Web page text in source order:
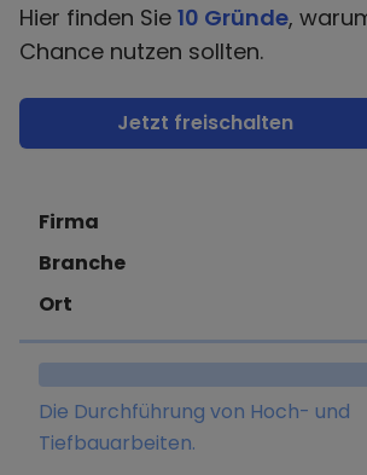
Hier finden Sie 10 Gründe,
Chance nutzen sollten.
Jetzt freischalten
Firma
Branche
Ort
Die Durchführung von Hoch- und
Tiefbauarbeiten.